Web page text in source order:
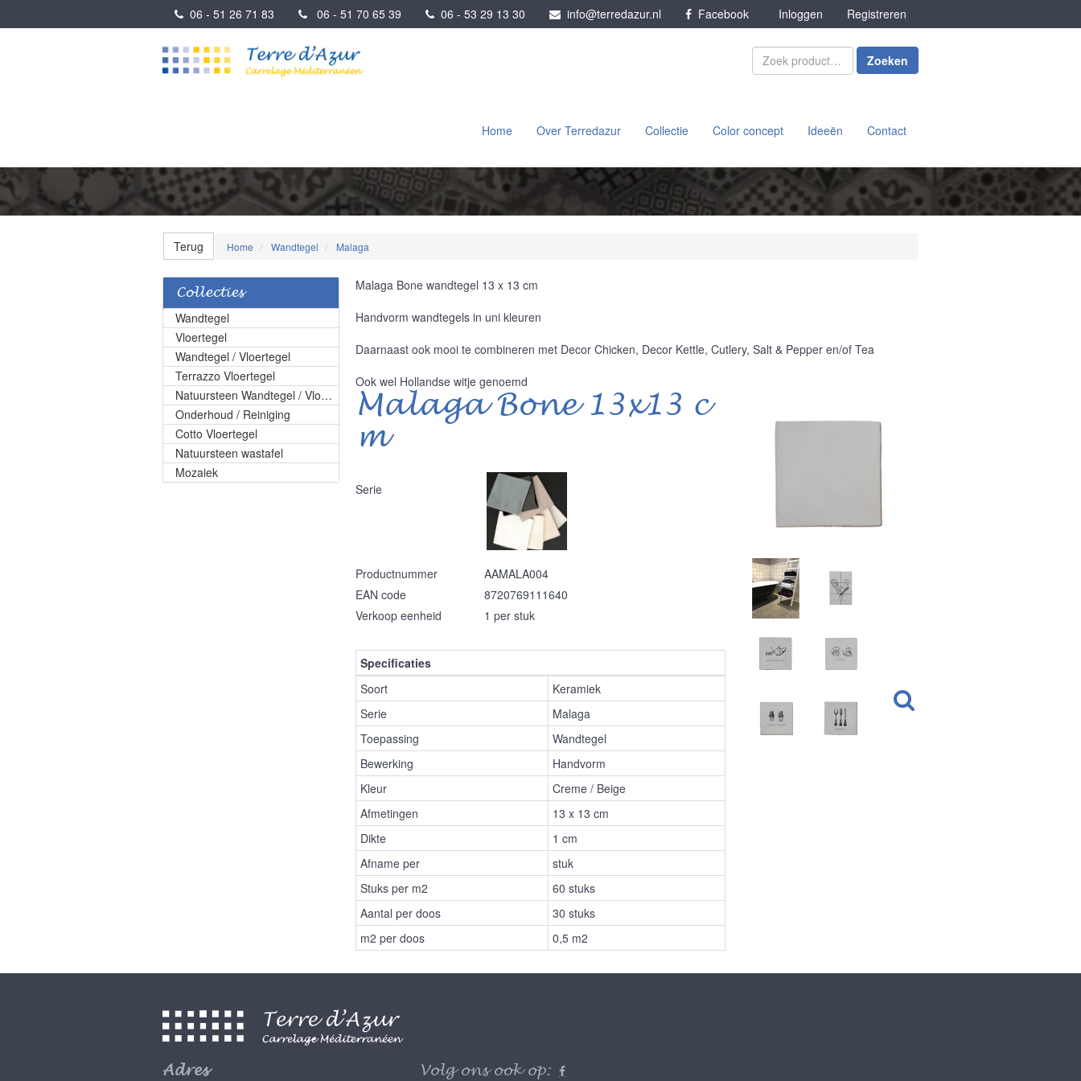
06 - 51 26 71 83 06 - 51 70 65 39 06 - 53 29 13 30 info@terredazur.nl Facebook Inloggen Registreren
Zoeken
Home Over Terredazur Collectie Color concept Ideeën Contact
Terug Home Wandtegel Malaga
Collecties
Wandtegel
Vloertegel
Wandtegel / Vloertegel
Terrazzo Vloertegel
Natuursteen Wandtegel / Vloertegel
Onderhoud / Reiniging
Cotto Vloertegel
Natuursteen wastafel
Mozaiek
Malaga Bone wandtegel 13 x 13 cm
Handvorm wandtegels in uni kleuren
Daarnaast ook mooi te combineren met Decor Chicken, Decor Kettle, Cutlery, Salt & Pepper en/of Tea
Ook wel Hollandse witje genoemd
Malaga Bone 13x13 c
m
Serie
Productnummer
AAMALA004
EAN code
8720769111640
Verkoop eenheid
1 per stuk
Specificaties
Soort
Keramiek
Serie
Malaga
Toepassing
Wandtegel
Bewerking
Handvorm
Kleur
Creme / Beige
Afmetingen
13 x 13 cm
Dikte
1 cm
Afname per
stuk
Stuks per m2
60 stuks
Aantal per doos
30 stuks
m2 per doos
0,5 m2
Adres Volg ons ook op: